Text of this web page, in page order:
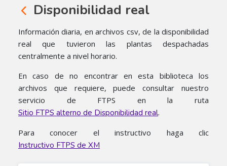
Disponibilidad real
​Información diaria, en archivos csv, de la disponibilidad
real que tuvieron las plantas despachadas
centralmente a nivel horario.​​​
En caso de no encontrar en esta biblioteca los
archivos que requiere, puede consultar nuestro
servicio de FTPS en la ruta
Sitio FTPS alterno de Disponibilidad real.
Para conocer el instructivo haga clic
Instructivo FTPS de XM